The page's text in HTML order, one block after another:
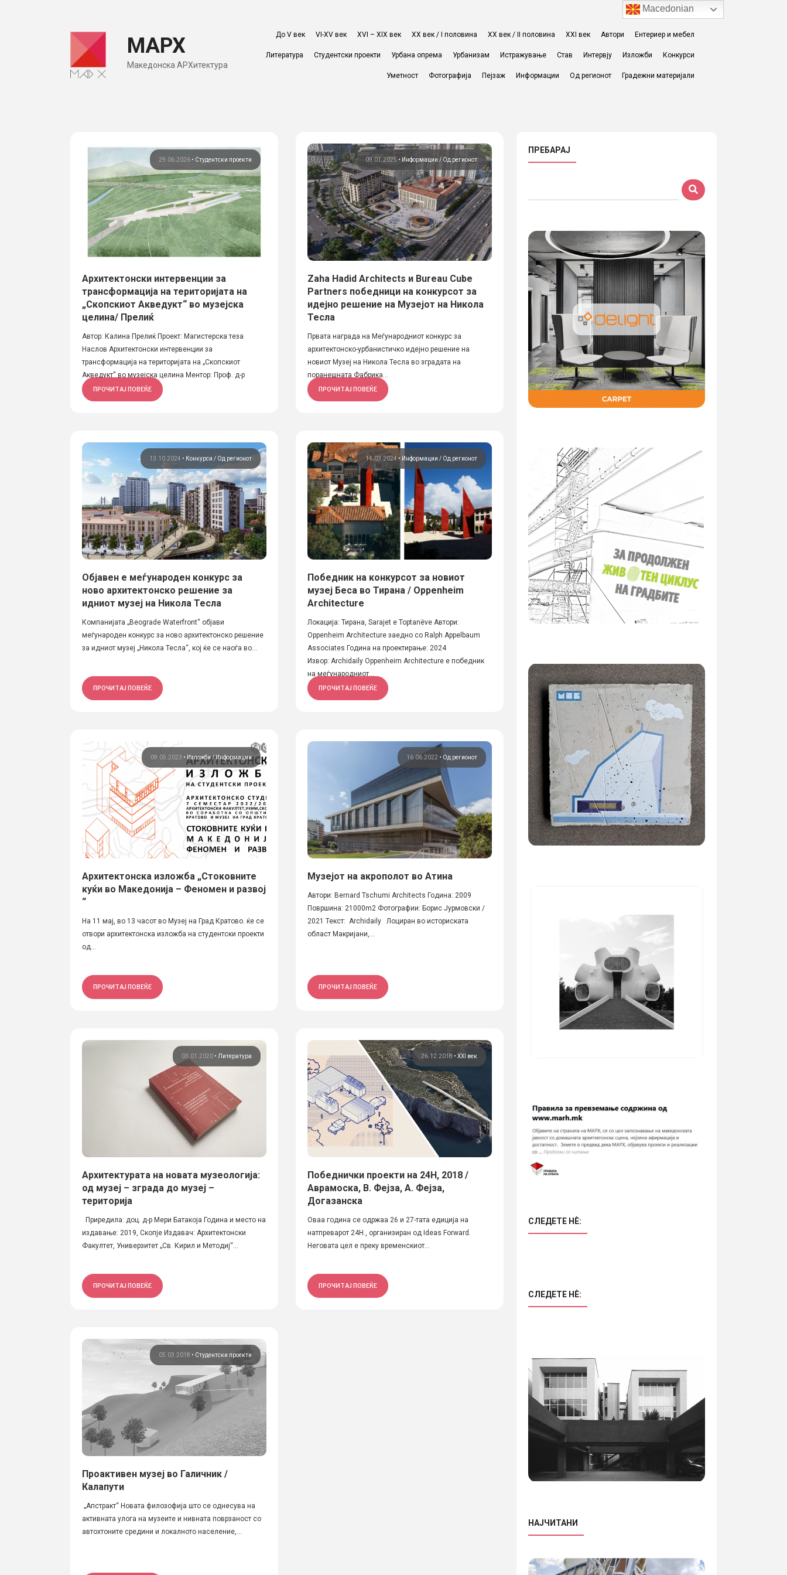
МАРХ
Македонска АРХитектура
До V век VI-XV век XVI – XIX век ХХ век / I половина ХХ век / II половина XXI век Автори Ентериер и мебел
Литература Студентски проекти Урбана опрема Урбанизам Истражување Став Интервју Изложби Конкурси
Уметност Фотографија Пејзаж Информации Од регионот Градежни материјали
29.06.2026 • Студентски проекти
Архитектонски интервенции за
трансформација на територијата на
„Скопскиот Акведукт“ во музејска
целина/ Прелиќ
Автор: Калина Прелиќ Проект: Магистерска теза
Наслов Архитектонски интервенции за
трансформација на територијата на „Скопскиот
Акведукт“ во музејска целина Ментор: Проф. д-р
Мери...ПРОЧИТАЈ ПОВЕЌЕ
09.01.2025 • Информации Од регионот
Zaha Hadid Architects и Bureau Cube
Partners победници на конкурсот за
идејно решение на Музејот на Никола
Тесла
Првата награда на Меѓународниот конкурс за
архитектонско-урбанистичко идејно решение на
новиот Музеј на Никола Тесла во зградата на
поранешната Фабрика...
ПРОЧИТАЈ ПОВЕЌЕ
13.10.2024 • Конкурси Од регионот
Објавен е меѓународен конкурс за
ново архитектонско решение за
идниот музеј на Никола Тесла
Компанијата „Beograde Waterfront“ објави
меѓународен конкурс за ново архитектонско решение
за идниот музеј „Никола Тесла“, кој ќе се наоѓа во...
ПРОЧИТАЈ ПОВЕЌЕ
14.03.2024• Информации Од регионот
Победник на конкурсот за новиот
музеј Беса во Тирана / Oppenheim
Architecture
Локација: Тирана, Sarajet e Toptanëve Автори:
Oppenheim Architecture заедно со Ralph Appelbaum
Associates Година на проектирање: 2024
Извор: Archidaily Oppenheim Architecture е победник
на меѓународниот...
ПРОЧИТАЈ ПОВЕЌЕ
09.05.2023 • Изложби Информации
Архитектонска изложба „Стоковните
куќи во Македонија – Феномен и развој
“
На 11 мај, во 13 часот во Музеј на Град Кратово. ќе се
отвори архитектонска изложба на студентски проекти
од...
ПРОЧИТАЈ ПОВЕЌЕ
16.06.2022 • Од регионот
Музејот на акрополот во Атина
Автори: Bernard Tschumi Architects Година: 2009
Површина: 21000m2 Фотографии: Борис Јурмовски /
2021 Текст: Archidaily Лоциран во историската
област Макријани,...
ПРОЧИТАЈ ПОВЕЌЕ
03.01.2020 • Литература
Aрхитектурата на новата музеологија:
од музеј – зграда до музеј –
територија
Приредила: доц. д-р Мери Батакоја Година и место на
издавање: 2019, Скопје Издавач: Архитектонски
Факултет, Универзитет „Св. Кирил и Методиј“...
ПРОЧИТАЈ ПОВЕЌЕ
26.12.2018 • XXI век
Победнички проекти на 24H, 2018 /
Аврамоска, В. Фејза, А. Фејза,
Догазанска
Оваа година се одржаа 26 и 27-тата едиција на
натпреварот 24H., организиран од Ideas Forward.
Неговата цел е преку временскиот...
ПРОЧИТАЈ ПОВЕЌЕ
05.03.2018 • Студентски проекти
Проактивен музеј во Галичник /
Калапути
„Апстракт“ Новата филозофија што се однесува на
активната улога на музеите и нивната поврзаност со
автохтоните средини и локалното население,...
ПРЕБАРАЈ
СЛЕДЕТЕ НÈ:
СЛЕДЕТЕ НÈ:
НАЈЧИТАНИ
Macedonian